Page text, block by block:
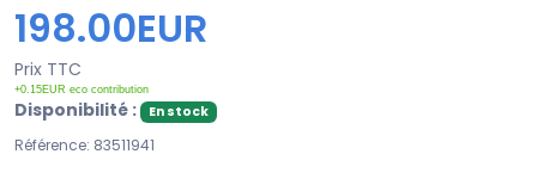
198.00EUR
Prix TTC
+0.15EUR eco contribution
Disponibilité : En stock
Référence: 83511941